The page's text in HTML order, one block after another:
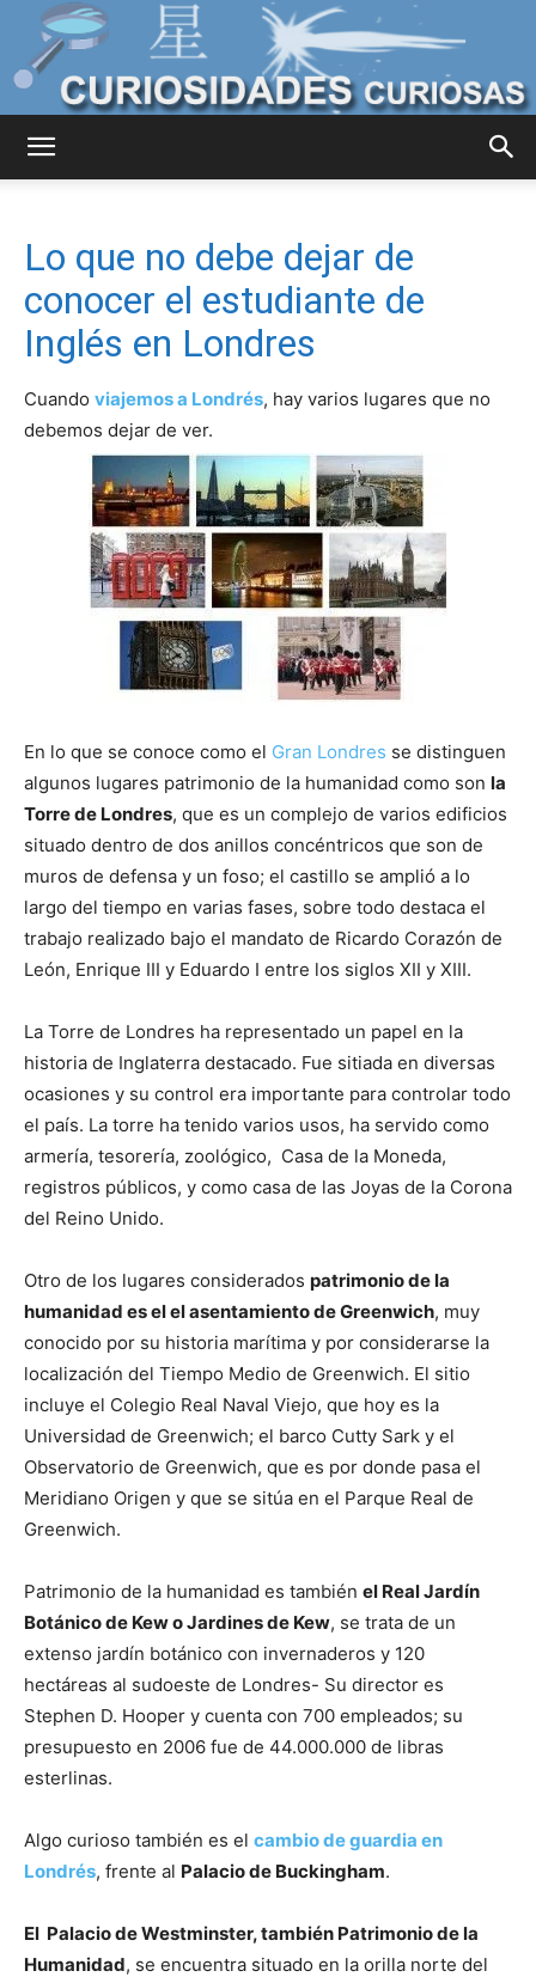
Curiosas
Mundo
Lo que no debe dejar de
conocer el estudiante de
Inglés en Londres
Cuando viajemos a Londrés, hay varios lugares que no
debemos dejar de ver.
En lo que se conoce como el Gran Londres se distinguen
algunos lugares patrimonio de la humanidad como son la
Torre de Londres, que es un complejo de varios edificios
situado dentro de dos anillos concéntricos que son de
muros de defensa y un foso; el castillo se amplió a lo
largo del tiempo en varias fases, sobre todo destaca el
trabajo realizado bajo el mandato de Ricardo Corazón de
León, Enrique III y Eduardo I entre los siglos XII y XIII.
La Torre de Londres ha representado un papel en la
historia de Inglaterra destacado. Fue sitiada en diversas
ocasiones y su control era importante para controlar todo
el país. La torre ha tenido varios usos, ha servido como
armería, tesorería, zoológico, Casa de la Moneda,
registros públicos, y como casa de las Joyas de la Corona
del Reino Unido.
Otro de los lugares considerados patrimonio de la
humanidad es el el asentamiento de Greenwich, muy
conocido por su historia marítima y por considerarse la
localización del Tiempo Medio de Greenwich. El sitio
incluye el Colegio Real Naval Viejo, que hoy es la
Universidad de Greenwich; el barco Cutty Sark y el
Observatorio de Greenwich, que es por donde pasa el
Meridiano Origen y que se sitúa en el Parque Real de
Greenwich.
Patrimonio de la humanidad es también el Real Jardín
Botánico de Kew o Jardines de Kew, se trata de un
extenso jardín botánico con invernaderos y 120
hectáreas al sudoeste de Londres- Su director es
Stephen D. Hooper y cuenta con 700 empleados; su
presupuesto en 2006 fue de 44.000.000 de libras
esterlinas.
Algo curioso también es el cambio de guardia en
Londrés, frente al Palacio de Buckingham.
El Palacio de Westminster, también Patrimonio de la
Humanidad, se encuentra situado en la orilla norte del